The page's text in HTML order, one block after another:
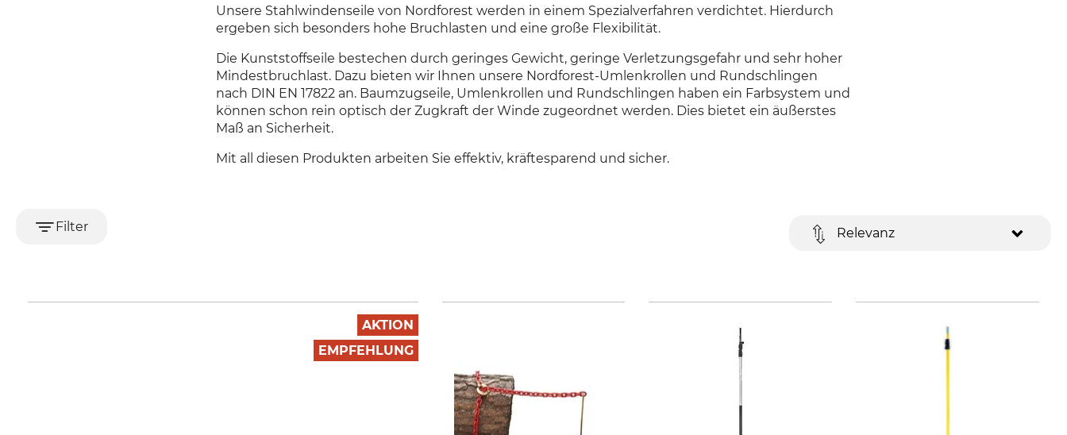
Unsere Stahlwindenseile von Nordforest werden in einem Spezialverfahren verdichtet. Hierdurch
ergeben sich besonders hohe Bruchlasten und eine große Flexibilität.
Die Kunststoffseile bestechen durch geringes Gewicht, geringe Verletzungsgefahr und sehr hoher
Mindestbruchlast. Dazu bieten wir Ihnen unsere Nordforest-Umlenkrollen und Rundschlingen
nach DIN EN 17822 an. Baumzugseile, Umlenkrollen und Rundschlingen haben ein Farbsystem und
können schon rein optisch der Zugkraft der Winde zugeordnet werden. Dies bietet ein äußerstes
Maß an Sicherheit.
Mit all diesen Produkten arbeiten Sie effektiv, kräftesparend und sicher.
Filter Relevanz
AKTION
EMPFEHLUNG